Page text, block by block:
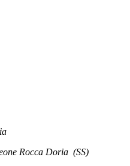
Rocca Doria (SS)